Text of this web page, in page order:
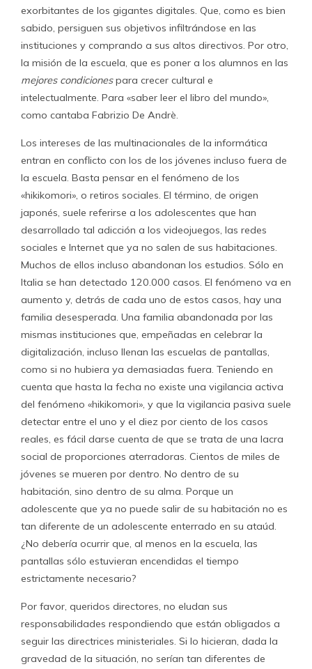
exorbitantes de los gigantes digitales. Que, como es bien
sabido, persiguen sus objetivos infiltrándose en las
instituciones y comprando a sus altos directivos. Por otro,
la misión de la escuela, que es poner a los alumnos en las
mejores condicionespara crecer cultural e
intelectualmente. Para «saber leer el libro del mundo»,
como cantaba Fabrizio De Andrè.
Los intereses de las multinacionales de la informática
entran en conflicto con los de los jóvenes incluso fuera de
la escuela. Basta pensar en el fenómeno de los
«hikikomori», o retiros sociales. El término, de origen
japonés, suele referirse a los adolescentes que han
desarrollado tal adicción a los videojuegos, las redes
sociales e Internet que ya no salen de sus habitaciones.
Muchos de ellos incluso abandonan los estudios. Sólo en
Italia se han detectado 120.000 casos. El fenómeno va en
aumento y, detrás de cada uno de estos casos, hay una
familia desesperada. Una familia abandonada por las
mismas instituciones que, empeñadas en celebrar la
digitalización, incluso llenan las escuelas de pantallas,
como si no hubiera ya demasiadas fuera. Teniendo en
cuenta que hasta la fecha no existe una vigilancia activa
del fenómeno «hikikomori», y que la vigilancia pasiva suele
detectar entre el uno y el diez por ciento de los casos
reales, es fácil darse cuenta de que se trata de una lacra
social de proporciones aterradoras. Cientos de miles de
jóvenes se mueren por dentro. No dentro de su
habitación, sino dentro de su alma. Porque un
adolescente que ya no puede salir de su habitación no es
tan diferente de un adolescente enterrado en su ataúd.
¿No debería ocurrir que, al menos en la escuela, las
pantallas sólo estuvieran encendidas el tiempo
estrictamente necesario?
Por favor, queridos directores, no eludan sus
responsabilidades respondiendo que están obligados a
seguir las directrices ministeriales. Si lo hicieran, dada la
gravedad de la situación, no serían tan diferentes de